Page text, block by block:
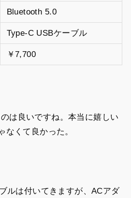
Bluetooth 5.0
Type-C USBケーブル
￥7,700
は良いですね。本当に嬉しい
なくて良かった。
ルは付いてきますが、ACアダ